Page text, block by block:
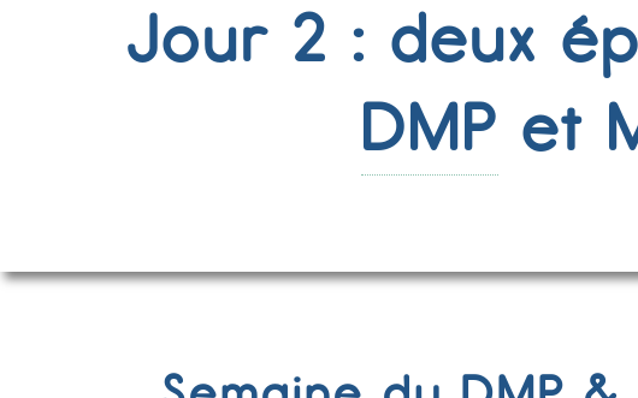
Jour 2 : deux
DMP et